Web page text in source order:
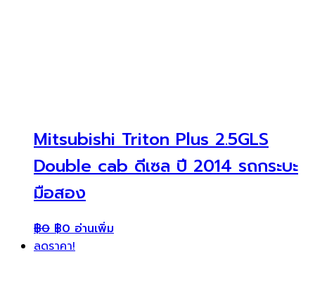
Mitsubishi Triton Plus 2.5GLS
Double cab ดีเซล ปี 2014 รถกระบะ
มือสอง
฿0 ฿0 อ่านเพิ่ม
ลดราคา!